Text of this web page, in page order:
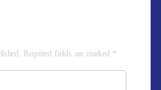
Required fields are marked *